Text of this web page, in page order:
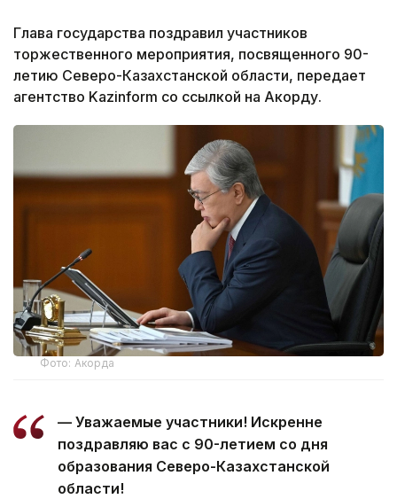
Глава государства поздравил участников
торжественного мероприятия, посвященного 90-
летию Северо-Казахстанской области, передает
агентство Kazinform со ссылкой на Акорду.
Фото: Акорда
— Уважаемые участники! Искренне
поздравляю вас с 90-летием со дня
образования Северо-Казахстанской
области!